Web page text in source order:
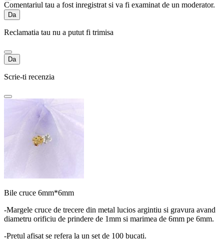
Comentariul tau a fost inregistrat si va fi examinat de un moderator.
Da
Reclamatia tau nu a putut fi trimisa
Da
Scrie-ti recenzia
Bile cruce 6mm*6mm
-Margele cruce de trecere din metal lucios argintiu si gravura avand
diametru orificiu de prindere de 1mm si marimea de 6mm pe 6mm.
-Pretul afisat se refera la un set de 100 bucati.